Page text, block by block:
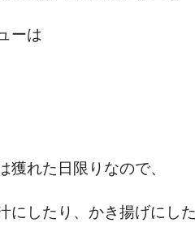
ーは
獲れた日限りなので、
にしたり、かき揚げにし